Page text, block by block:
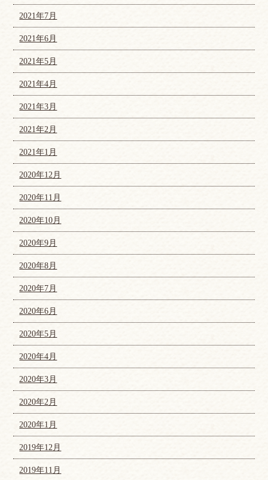
2021年7月
2021年6月
2021年5月
2021年4月
2021年3月
2021年2月
2021年1月
2020年12月
2020年11月
2020年10月
2020年9月
2020年8月
2020年7月
2020年6月
2020年5月
2020年4月
2020年3月
2020年2月
2020年1月
2019年12月
2019年11月